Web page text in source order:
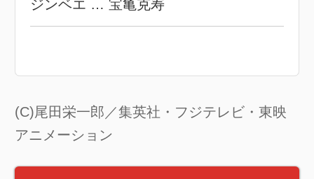
ジンベエ … 宝亀克寿
(C)尾田栄一郎／集英社・フジテレビ・東映
アニメーション